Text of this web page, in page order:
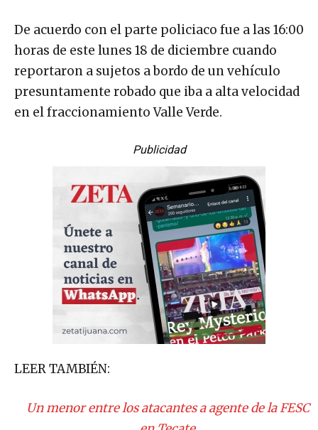
De acuerdo con el parte policiaco fue a las 16:00
horas de este lunes 18 de diciembre cuando
reportaron a sujetos a bordo de un vehículo
presuntamente robado que iba a alta velocidad
en el fraccionamiento Valle Verde.
Publicidad
LEER TAMBIÉN:
Un menor entre los atacantes a agente de la FESC